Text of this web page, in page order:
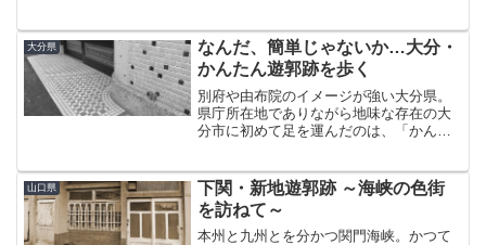
（現横手市）を訪れた。横手駅から西へ
10kmあまり...
大分県
なんだ、簡単じゃないか…大分・
かんたん遊郭跡を歩く
別府や由布院のイメージが強い大分県。
県庁所在地でありながら地味な存在の大
分市に初めて足を運んだのは、「かんた
無事に目的地にたどり着けるのか不安に
なりながら車を走らせてい...
山口県
下関・新地遊郭跡 ～海峡の色街
を訪ねて～
本州と九州とを分かつ関門海峡。かつて